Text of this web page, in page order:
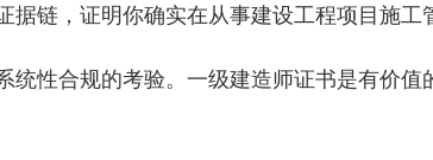
链，证明你确实在从事建设工程项目施工
性合规的考验。一级建造师证书是有价值